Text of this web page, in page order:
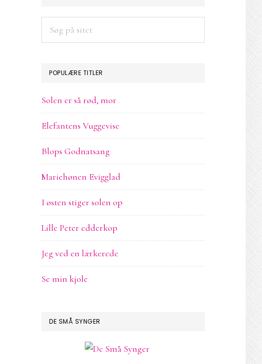
SIDEBAR
POPULÆRE TITLER
Solen er så rød, mor
Elefantens Vuggevise
Blops Godnatsang
Mariehønen Evigglad
I østen stiger solen op
Lille Peter edderkop
Jeg ved en lærkerede
Se min kjole
DE SMÅ SYNGER